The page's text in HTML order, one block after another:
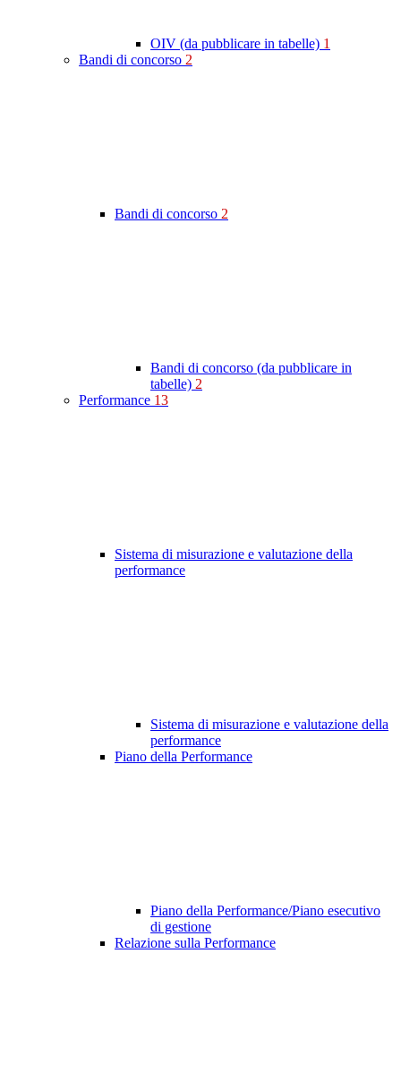
OIV (da pubblicare in tabelle) 1
Bandi di concorso 2
Bandi di concorso 2
Bandi di concorso (da pubblicare in
tabelle) 2
Performance 13
Sistema di misurazione e valutazione della
performance
Sistema di misurazione e valutazione della
performance
Piano della Performance
Piano della Performance/Piano esecutivo
di gestione
Relazione sulla Performance